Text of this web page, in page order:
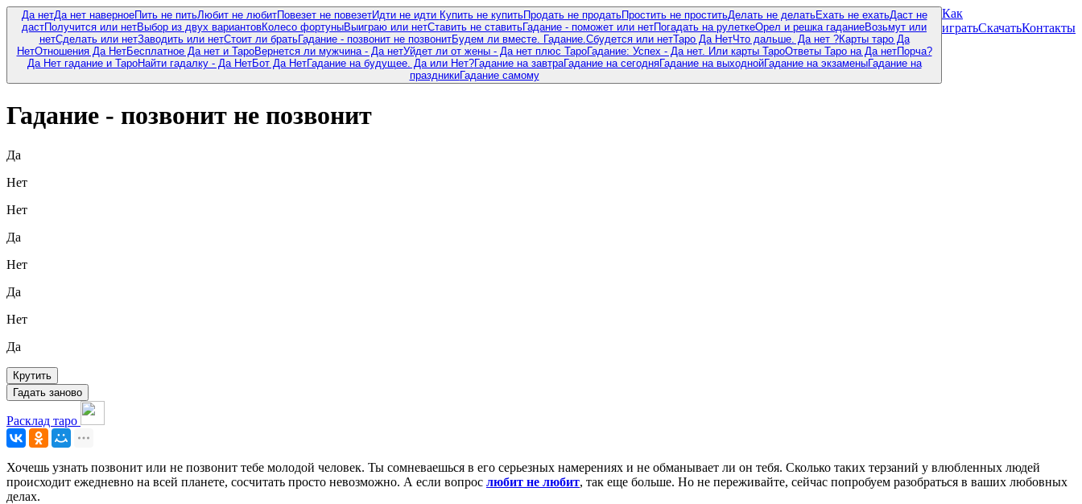
Да нетДа нет наверноеПить не питьЛюбит не любитПовезет не повезетИдти не идти Купить не купитьПродать не продатьПростить не проститьДелать не делатьЕхать не ехатьДаст не
дастПолучится или нетВыбор из двух вариантовКолесо фортуныВыиграю или нетСтавить не ставитьГадание - поможет или нетПогадать на рулеткеОрел и решка гаданиеВозьмут или
нетСделать или нетЗаводить или нетСтоит ли братьГадание - позвонит не позвонитБудем ли вместе. Гадание.Сбудется или нетТаро Да НетЧто дальше. Да нет ?Карты таро Да
НетОтношения Да НетБесплатное Да нет и ТароВернется ли мужчина - Да нетУйдет ли от жены - Да нет плюс ТароГадание: Успех - Да нет. Или карты ТароОтветы Таро на Да нетПорча?
Да Нет гадание и ТароНайти гадалку - Да НетБот Да НетГадание на будущее. Да или Нет?Гадание на завтраГадание на сегодняГадание на выходнойГадание на экзаменыГадание на
праздникиГадание самому
Как
игратьСкачатьКонтакты
Гадание - позвонит не позвонит
Да
Нет
Нет
Да
Нет
Да
Нет
Да
Крутить
Гадать заново
Расклад таро
Хочешь узнать позвонит или не позвонит тебе молодой человек. Ты сомневаешься в его серьезных намерениях и не обманывает ли он тебя. Сколько таких терзаний у влюбленных людей
происходит ежедневно на всей планете, сосчитать просто невозможно. А если вопрос любит не любит, так еще больше. Но не переживайте, сейчас попробуем разобраться в ваших любовных
делах.